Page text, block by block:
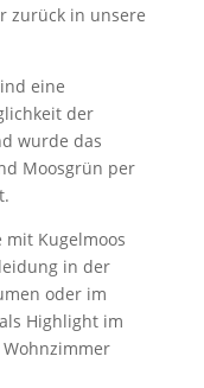
zurück in unsere
eine
der
wurde das
Moosgrün per
mit Kugelmoos
in der
oder im
Highlight im